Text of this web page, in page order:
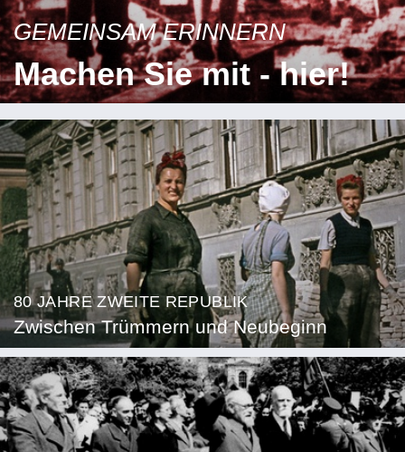
GEMEINSAM ERINNERN
Machen Sie mit - hier!
80 JAHRE ZWEITE REPUBLIK
Zwischen Trümmern und Neubeginn